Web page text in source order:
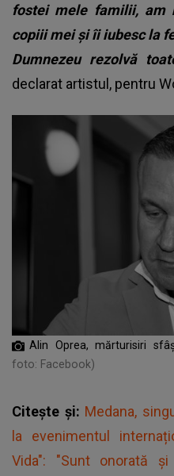
fostei mele familii, am
copiii mei și îi iubesc la
Dumnezeu rezolvă
declarat artistul, pentru
Alin Oprea, mărturisiri
foto: Facebook)
Citește și: Medana,
la evenimentul
Vida": "Sunt onorată